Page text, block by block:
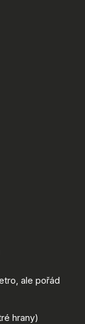
ale pořád
hrany)